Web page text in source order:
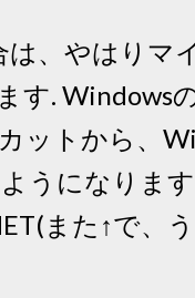
、やはりマ
. Windows
ットから、
うになりま
また↑で、